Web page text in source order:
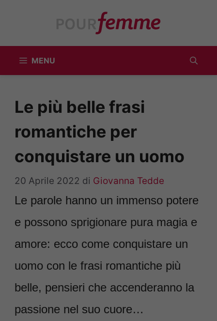
MENU
Le più belle frasi
romantiche per
conquistare un uomo
20 Aprile 2022 di Giovanna Tedde
Le parole hanno un immenso potere
e possono sprigionare pura magia e
amore: ecco come conquistare un
uomo con le frasi romantiche più
belle, pensieri che accenderanno la
passione nel suo cuore…